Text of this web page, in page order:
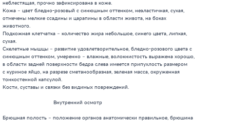
неблестящая, прочно зафиксирована в коже.
Кожа – цвет бледно-розовый с синюшным оттенком, неэластичная, сухая,
отмечены мелкие ссадины и царапины в области живота, на боках
животного.
Подкожная клетчатка – количество жира небольшое, синего цвета, липкая,
сухая.
Скелетные мышцы – развитие удовлетворительное, бледно-розового цвета с
синюшным оттенком, умеренно – влажные, волокнистость выражена хорошо,
в области задней поверхности бедра слева имеется припухлость размером
с куриное яйцо, на разрезе сметанообразная, зеленая масса, окруженная
тонкостенной капсулой.
Кости, суставы и связки без видимых повреждений.
                                 Внутренний осмотр
Брюшная полость – положение органов анатомически правильное, брюшина